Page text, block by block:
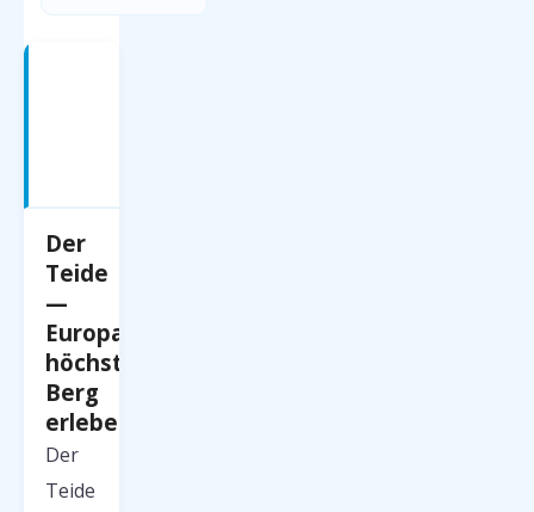
Der
Teide
—
Europas
höchster
Berg
erleben
Der
Teide